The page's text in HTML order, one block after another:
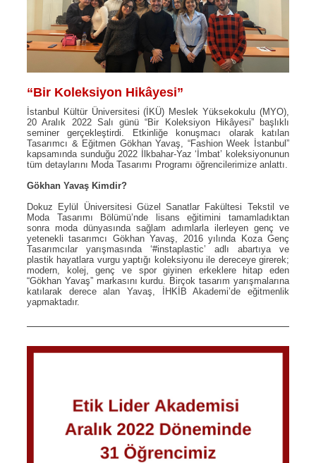
“Bir Koleksiyon Hikâyesi”
İstanbul Kültür Üniversitesi (İKÜ) Meslek Yüksekokulu (MYO),
20 Aralık 2022 Salı günü “Bir Koleksiyon Hikâyesi” başlıklı
seminer gerçekleştirdi. Etkinliğe konuşmacı olarak katılan
Tasarımcı & Eğitmen Gökhan Yavaş, “Fashion Week İstanbul”
kapsamında sunduğu 2022 İlkbahar-Yaz ‘İmbat’ koleksiyonunun
tüm detaylarını Moda Tasarımı Programı öğrencilerimize anlattı.
Gökhan Yavaş Kimdir?
Dokuz Eylül Üniversitesi Güzel Sanatlar Fakültesi Tekstil ve
Moda Tasarımı Bölümü’nde lisans eğitimini tamamladıktan
sonra moda dünyasında sağlam adımlarla ilerleyen genç ve
yetenekli tasarımcı Gökhan Yavaş, 2016 yılında Koza Genç
Tasarımcılar yarışmasında ‘#instaplastic’ adlı abartıya ve
plastik hayatlara vurgu yaptığı koleksiyonu ile dereceye girerek;
modern, kolej, genç ve spor giyinen erkeklere hitap eden
“Gökhan Yavaş” markasını kurdu. Birçok tasarım yarışmalarına
katılarak derece alan Yavaş, İHKİB Akademi’de eğitmenlik
yapmaktadır.